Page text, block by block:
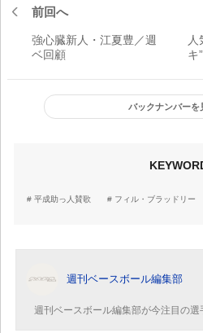
前回へ
強心臓新人・江夏豊／週
ベ回顧
人
キ
球
バックナンバーを
平成助っ人賛歌 フィル・ブラッドリー
週刊ベースボール編集部
週刊ベースボール編集部が今注目の選